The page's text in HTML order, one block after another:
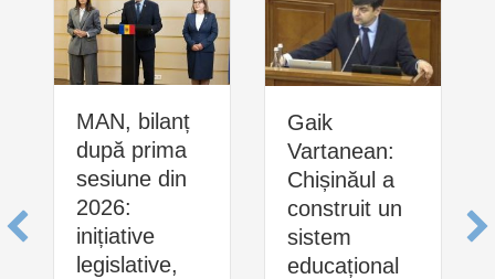
MAN, bilanț
după prima
sesiune din
2026:
inițiative
legislative,
Gaik
Vartanean:
Chișinăul a
construit un
sistem
educațional